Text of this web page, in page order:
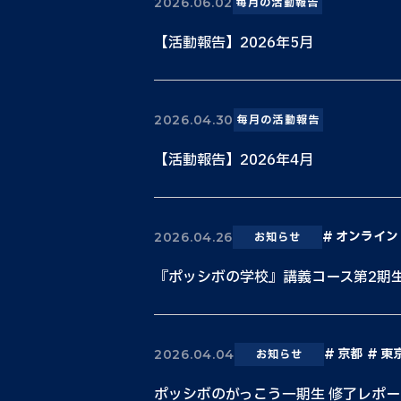
【活動報告】2026年5月
2026.04.30 毎月の活動報告
【活動報告】2026年4月
2026.04.26 お知らせ オンライン
『ポッシボの学校』講義コース第2期
2026.04.04 お知らせ 京都 東
ポッシボのがっこう一期生 修了レポ